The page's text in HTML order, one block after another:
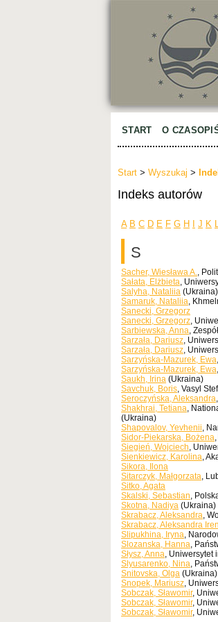
START O
Start > Wyszukaj >
Indeks autorów
A B C D E F G H J K
S
Sacher, Wiesława A.,
Sałata, Elżbieta,
Salyha, Nataliia (Ukraina)
Samaruk, Nataliia,
Sanecki, Grzegorz
Sanecki, Grzegorz,
Sarbiewska, Anna,
Sarzała, Dariusz,
Sarzała, Dariusz,
Sarzyńska-Mazurek, Ewa
Sarzyńska-Mazurek, Ewa
Saukh, Irina (Ukraina)
Savchuk, Boris, Vasyl
Seroczyńska, Aleksandra
Shakhrai, Tetiana,
(Ukraina)
Shapovalov, Yevhenii,
Sidor-Piekarska, Bożena
Siegień, Wojciech,
Sienkiewicz, Karolina,
Sikora, Ilona
Sitarczyk, Małgorzata,
Sitko, Agata
Skalski, Sebastian,
Skotna, Nadiya (Ukraina)
Skrabacz, Aleksandra,
Skrabacz, Aleksandra
Slipukhina, Iryna,
Slozanska, Hanna,
Słysz, Anna, Uniwersytet
Slyusarenko, Nina,
Snitovska, Olga (Ukraina)
Snopek, Mariusz,
Sobczak, Sławomir,
Sobczak, Sławomir,
Sobczak, Sławomir,